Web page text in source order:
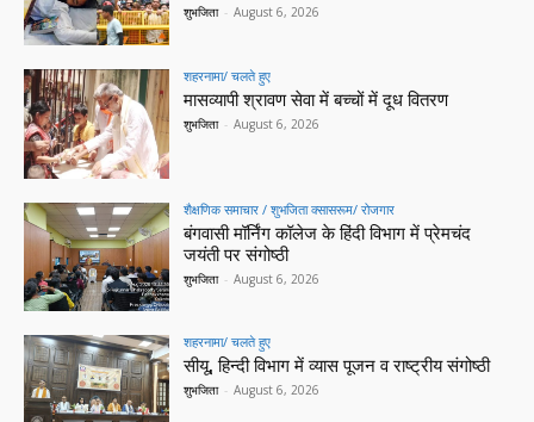
शुभजिता - August 6, 2026
शहरनामा/ चलते हुए
मासव्यापी श्रावण सेवा में बच्चों में दूध वितरण
शुभजिता - August 6, 2026
शैक्षणिक समाचार / शुभजिता क्सासरूम/ रोजगार
बंगवासी मॉर्निंग कॉलेज के हिंदी विभाग में प्रेमचंद
जयंती पर संगोष्ठी
शुभजिता - August 6, 2026
शहरनामा/ चलते हुए
सीयू, हिन्दी विभाग में व्यास पूजन व राष्ट्रीय संगोष्ठी
शुभजिता - August 6, 2026